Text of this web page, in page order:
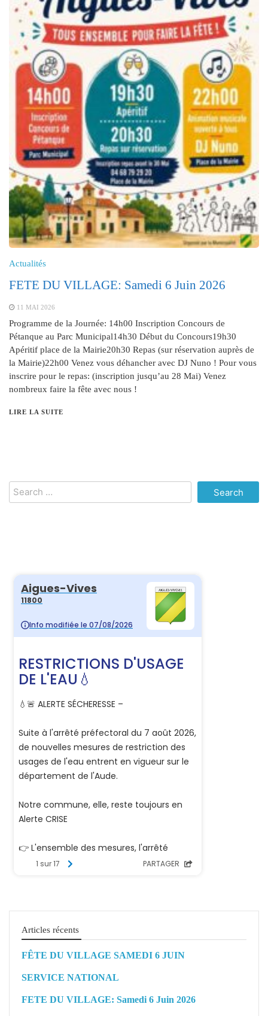
Actualités
FETE DU VILLAGE: Samedi 6 Juin 2026
11 MAI 2026
Programme de la Journée: 14h00 Inscription Concours de
Pétanque au Parc Municipal14h30 Début du Concours19h30
Apéritif place de la Mairie20h30 Repas (sur réservation auprès de
la Mairie)22h00 Venez vous déhancher avec DJ Nuno ! Pour vous
inscrire pour le repas: (inscription jusqu’au 28 Mai) Venez
nombreux faire la fête avec nous !
LIRE LA SUITE
Search
for:
Articles récents
FÊTE DU VILLAGE SAMEDI 6 JUIN
SERVICE NATIONAL
FETE DU VILLAGE: Samedi 6 Juin 2026